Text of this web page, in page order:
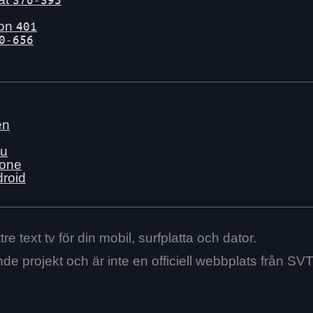
401
656
text tv för din mobil, surfplatta och dator.
projekt och är inte en officiell webbplats från